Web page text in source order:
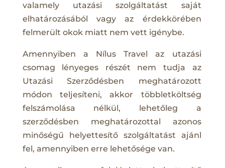
valamely utazási szolgáltatást saját
elhatározásából vagy az érdekkörében
felmerült okok miatt nem vett igénybe.
Amennyiben a Nílus Travel az utazási
csomag lényeges részét nem tudja az
Utazási Szerződésben meghatározott
módon teljesíteni, akkor többletköltség
felszámolása nélkül, lehetőleg a
szerződésben meghatározottal azonos
minőségű helyettesítő szolgáltatást ajánl
fel, amennyiben erre lehetősége van.